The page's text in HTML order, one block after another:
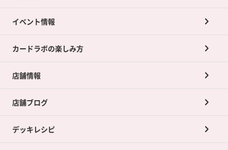
イベント情報
カードラボの楽しみ方
店舗情報
店舗ブログ
デッキレシピ